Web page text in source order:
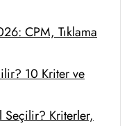
CPM, Tıklama
10 Kriter ve
Seçilir? Kriterler,